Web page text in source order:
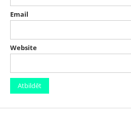
Email
Website